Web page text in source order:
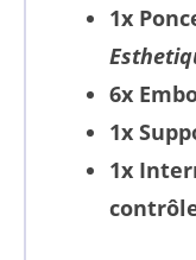
1x
6x
1x
1x